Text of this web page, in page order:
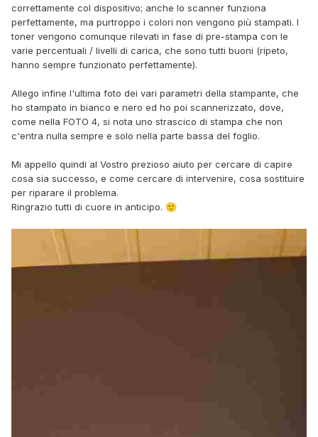
correttamente col dispositivo; anche lo scanner funziona
perfettamente, ma purtroppo i colori non vengono più stampati. I
toner vengono comunque rilevati in fase di pre-stampa con le
varie percentuali / livelli di carica, che sono tutti buoni (ripeto,
hanno sempre funzionato perfettamente).
Allego infine l'ultima foto dei vari parametri della stampante, che
ho stampato in bianco e nero ed ho poi scannerizzato, dove,
come nella FOTO 4, si nota uno strascico di stampa che non
c'entra nulla sempre e solo nella parte bassa del foglio.
Mi appello quindi al Vostro prezioso aiuto per cercare di capire
cosa sia successo, e come cercare di intervenire, cosa sostituire
per riparare il problema.
Ringrazio tutti di cuore in anticipo. 🙂